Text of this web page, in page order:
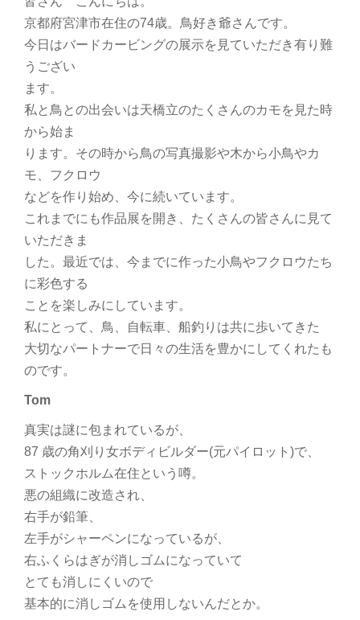
京都府宮津市在住の74歳。鳥好き爺さんです。
今日はバードカービングの展示を見ていただき有り難
うござい
ます。
私と鳥との出会いは天橋立のたくさんのカモを見た時
から始ま
ります。その時から鳥の写真撮影や木から小鳥やカ
モ、フクロウ
などを作り始め、今に続いています。
これまでにも作品展を開き、たくさんの皆さんに見て
いただきま
した。最近では、今までに作った小鳥やフクロウたち
に彩色する
ことを楽しみにしています。
私にとって、鳥、自転車、船釣りは共に歩いてきた
大切なパートナーで日々の生活を豊かにしてくれたも
のです。
Tom
真実は謎に包まれているが、
87 歳の角刈り女ボディビルダー(元パイロット)で、
ストックホルム在住という噂。
悪の組織に改造され、
右手が鉛筆、
左手がシャーペンになっているが、
右ふくらはぎが消しゴムになっていて
とても消しにくいので
基本的に消しゴムを使用しないんだとか。